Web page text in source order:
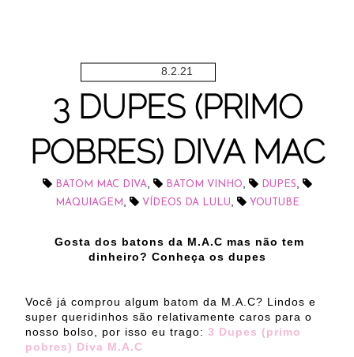
8.2.21
3 DUPES (PRIMO
POBRES) DIVA MAC
BATOM MAC DIVA, BATOM VINHO, DUPES,
MAQUIAGEM , VÍDEOS DA LULU, YOUTUBE
Gosta dos batons da M.A.C mas não tem
dinheiro? Conheça os dupes
Você já comprou algum batom da M.A.C? Lindos e
super queridinhos são relativamente caros para o
nosso bolso, por isso eu trago: 3 Dupes (primo
pobres) Diva M.A.C